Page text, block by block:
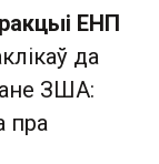
ЕНП
да
ЗША:
пра